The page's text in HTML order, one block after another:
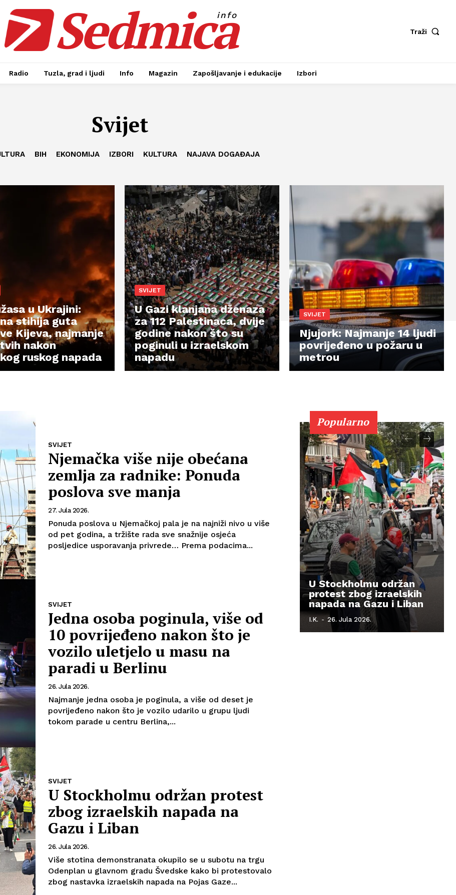
O nama
Kontakt
Impressum
Sedmica
info
Traži
Radio Tuzla, grad i ljudi Info Magazin Zapošljavanje i edukacije Izbori
Svijet
BIH EKONOMIJA IZBORI KULTURA NAJAVA DOGAĐAJA
u Ukrajini:
stihija guta
Kijeva, najmanje
nakon
ruskog napada
SVIJET
U Gazi klanjana dženaza
za 112 Palestinaca, dvije
godine nakon što su
poginuli u izraelskom
napadu
SVIJET
Njujork: Najmanje 14 ljudi
povrijeđeno u požaru u
metrou
SVIJET
Njemačka više nije obećana
zemlja za radnike: Ponuda
poslova sve manja
27. Jula 2026.
Ponuda poslova u Njemačkoj pala je na najniži nivo u više
od pet godina, a tržište rada sve snažnije osjeća
posljedice usporavanja privrede… Prema podacima...
SVIJET
Jedna osoba poginula, više od
10 povrijeđeno nakon što je
vozilo uletjelo u masu na
paradi u Berlinu
26. Jula 2026.
Najmanje jedna osoba je poginula, a više od deset je
povrijeđeno nakon što je vozilo udarilo u grupu ljudi
tokom parade u centru Berlina,...
SVIJET
U Stockholmu održan protest
zbog izraelskih napada na
Gazu i Liban
26. Jula 2026.
Više stotina demonstranata okupilo se u subotu na trgu
Odenplan u glavnom gradu Švedske kako bi protestovalo
zbog nastavka izraelskih napada na Pojas Gaze...
Popularno
U Stockholmu održan
protest zbog izraelskih
napada na Gazu i Liban
I.K. - 26. Jula 2026.